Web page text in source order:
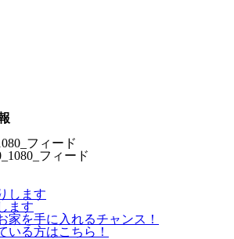
フィード
ます
家を手に入れるチャンス！
いる方はこちら！